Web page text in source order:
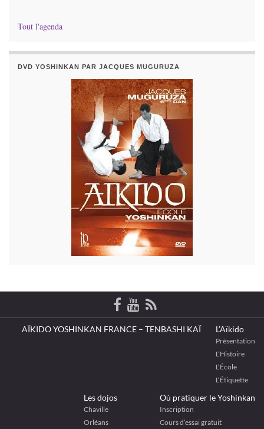
Tout l'agenda
DVD YOSHINKAN PAR JACQUES MUGURUZA
AÏKIDO YOSHINKAN FRANCE – TENBASHI KAÏ L’Aïkido
Présentation
L’Histoire
L’École
L’Étiquette
Les dojos
Chaville
Orléans
Où pratiquer le Yoshinkan
Inscription
Cours d’essai gratuit